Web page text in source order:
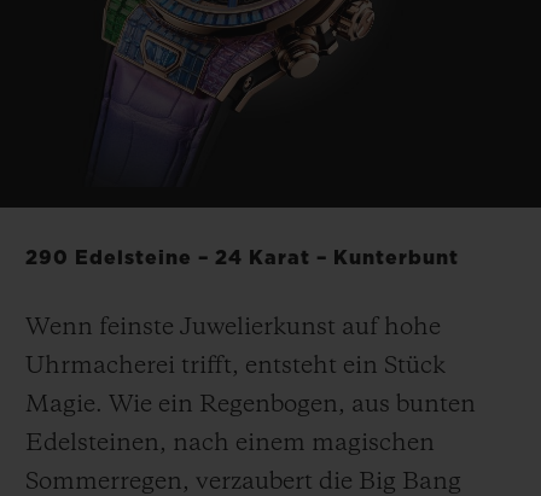
290 Edelsteine – 24 Karat – Kunterbunt
Wenn feinste Juwelierkunst auf hohe
Uhrmacherei trifft, entsteht ein Stück
Magie. Wie ein Regenbogen, aus bunten
Edelsteinen, nach einem magischen
Sommerregen, verzaubert die Big Bang
BIG BANG
SUMMER MULTI-
COLORED CERAMIC
BIG BANG
PEACH CERAMIC
EXKLUSIVE DIENSTLEISTUNGEN
HUBLOTISTA UND GARANTIEVERLÄNGERUNG
VORAUSSICHTLICHE LIEFERZEIT
SICHERE BEZAHLUNG